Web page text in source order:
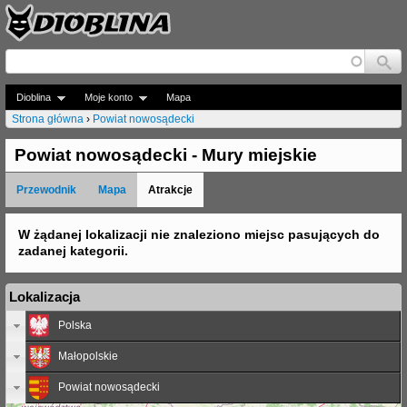
Jump to navigation
Dioblina Moje konto Mapa
J
e
s
e
ś
t
a
Strona główna › Powiat nowosądecki
Powiat nowosądecki - Mury miejskie
Przewodnik Mapa Atrakcje
W żądanej lokalizacji nie znaleziono miejsc pasujących do
zadanej kategorii.
Lokalizacja
Polska
Małopolskie
Powiat nowosądecki